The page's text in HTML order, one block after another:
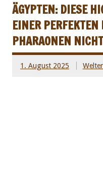
ÄGYPTEN: DIESE
EINER
PHARAONEN
1. August 2025